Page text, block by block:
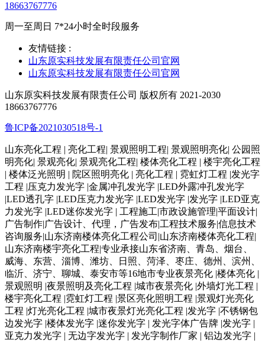
18663767776
周一至周日 7*24小时全时段服务
友情链接 :
山东原实科技发展有限责任公司官网
山东原实科技发展有限责任公司官网
山东原实科技发展有限责任公司 版权所有 2021-2030
18663767776
鲁ICP备2021030518号-1
山东亮化工程 | 亮化工程| 景观照明工程| 景观照明亮化| 公园照
明亮化| 景观亮化| 景观亮化工程| 楼体亮化工程 | 楼宇亮化工程
| 楼体泛光照明 | 院区照明亮化 | 亮化工程 | 霓虹灯工程 |发光字
工程 |压克力发光字 |金属冲孔发光字 |LED外露冲孔发光字
|LED透孔字 |LED压克力发光字 |LED发光字 |发光字 |LED亚克
力发光字 |LED迷你发光字 | 工程施工|市政设施管理|平面设计|
广告制作|广告设计、代理，广告发布|工程技术服务|信息技术
咨询服务|山东济南楼体亮化工程公司|山东济南楼体亮化工程|
山东济南楼宇亮化工程|专业承接山东省济南、青岛、烟台、
威海、东营、淄博、潍坊、日照、菏泽、枣庄、德州、滨州、
临沂、济宁、聊城、泰安市等16地市专业夜景亮化 |楼体亮化 |
景观照明 |夜景照明及亮化工程 |城市夜景亮化 |外墙灯光工程 |
楼宇亮化工程 |霓虹灯工程 |景区亮化照明工程 |景观灯光亮化
工程 |灯光亮化工程 |城市夜景灯光亮化工程 |发光字 |不锈钢包
边发光字 |楼体发光字 |迷你发光字 | 发光字体广告牌 |发光字 |
亚克力发光字 | 无边字发光字 | 发光字制作厂家 | 铝边发光字 |